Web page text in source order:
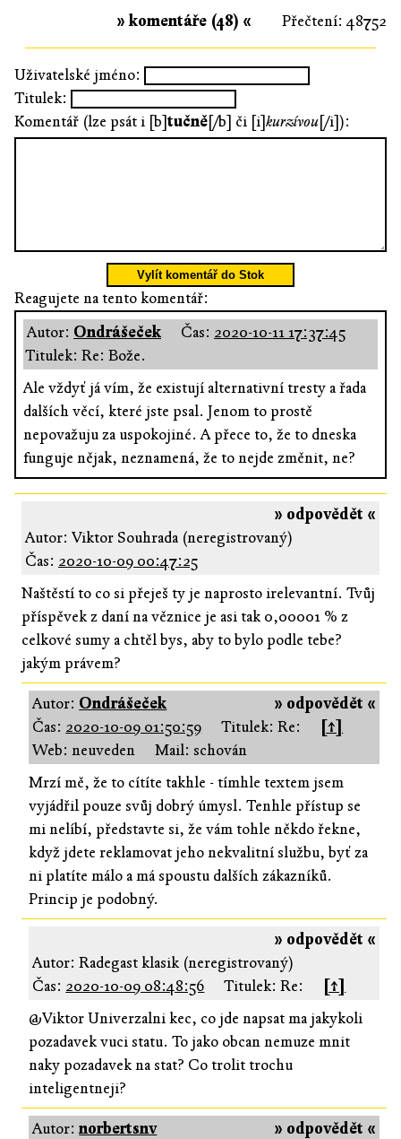
Přečtení: 48752
» komentáře (48) «
Uživatelské jméno:
Titulek:
Komentář (lze psát i [b]tučně[/b] či [i]kurzívou[/i]):
Vylít komentář do Stok
Reagujete na tento komentář:
Autor: Ondrášeček Čas: 2020-10-11 17:37:45
Titulek: Re: Bože.
Ale vždyť já vím, že existují alternativní tresty a řada
dalších věcí, které jste psal. Jenom to prostě
nepovažuju za uspokojiné. A přece to, že to dneska
funguje nějak, neznamená, že to nejde změnit, ne?
» odpovědět «
Autor: Viktor Souhrada (neregistrovaný)
Čas: 2020-10-09 00:47:25
Naštěstí to co si přeješ ty je naprosto irelevantní. Tvůj
příspěvek z daní na věznice je asi tak 0,00001 % z
celkové sumy a chtěl bys, aby to bylo podle tebe?
jakým právem?
» odpovědět «
Autor: Ondrášeček
Čas: 2020-10-09 01:50:59 Titulek: Re:
[↑]
Web: neuveden
Mail: schován
Mrzí mě, že to cítíte takhle - tímhle textem jsem
vyjádřil pouze svůj dobrý úmysl. Tenhle přístup se
mi nelíbí, představte si, že vám tohle někdo řekne,
když jdete reklamovat jeho nekvalitní službu, byť za
ni platíte málo a má spoustu dalších zákazníků.
Princip je podobný.
» odpovědět «
Autor: Radegast klasik (neregistrovaný)
Čas: 2020-10-09 08:48:56 Titulek: Re:
[↑]
@Viktor Univerzalni kec, co jde napsat ma jakykoli
pozadavek vuci statu. To jako obcan nemuze mnit
naky pozadavek na stat? Co trolit trochu
inteligentneji?
» odpovědět «
Autor:norbertsnv